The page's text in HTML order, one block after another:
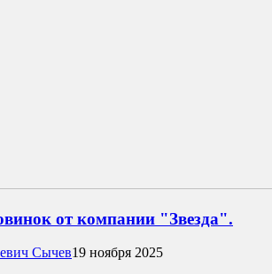
от компании "Звезда".
Сычев19 ноября 2025